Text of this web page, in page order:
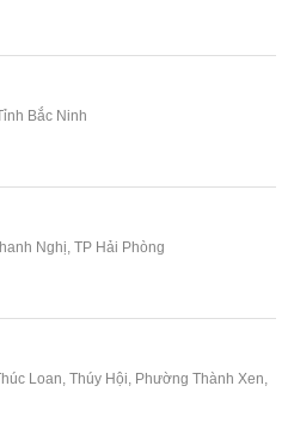
Bắc Ninh
Nghị, TP Hải Phòng
Loan, Thúy Hội, Phường Thành Xen,